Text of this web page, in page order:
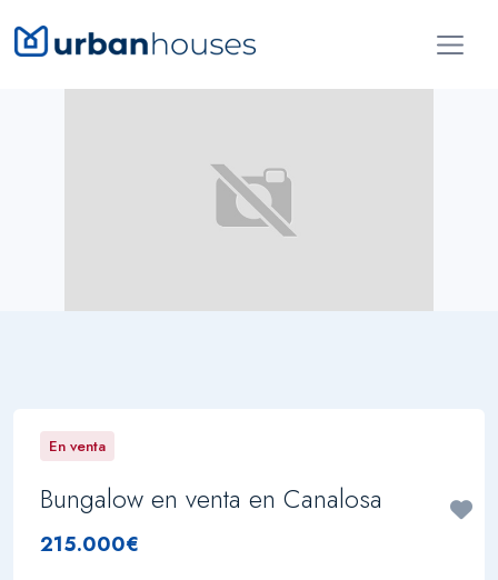
En venta
Bungalow en venta en Canalosa
215.000€